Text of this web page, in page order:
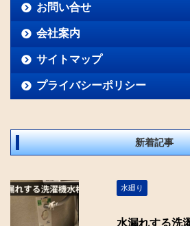
お問い合せ
会社案内
サイトマップ
プライバシーポリシー
新着記事
水廻り
水漏れする洗